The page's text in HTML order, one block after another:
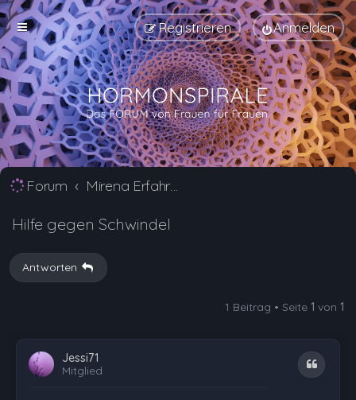
Anmelden
Registrieren
Forum Mirena Erfahrungsberichte und Nebenwirkungen
Hilfe gegen Schwindel
Antworten
1 Beitrag • Seite 1 von 1
Jessi71
Mitglied
Zitat